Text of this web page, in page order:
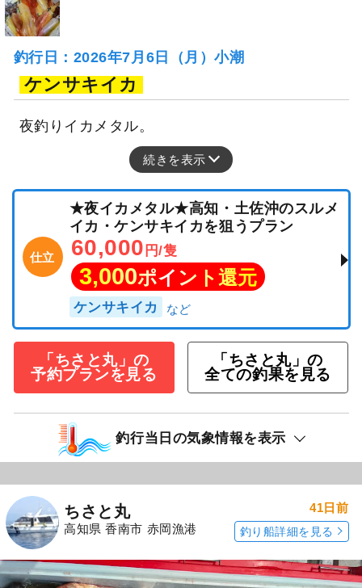
釣行日：2026年7月6日（月）小潮
ケンサキイカ
夜釣りイカメタル。
続きを表示
仕立
★夜イカメタル★高知・土佐沖のスルメ
イカ・ケンサキイカを狙うプラン
60,000 円/隻
3,000ポイント還元
ケンサキイカ
「ちさと丸」の
予約プランを見る
「ちさと丸」の
全ての釣果を見る
釣行当日の気象情報を表示
ちさと丸
高知県 香南市 赤岡漁港
41日前
釣り船詳細を見る